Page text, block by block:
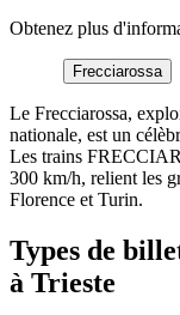
Obtenez plus
Frecciarossa
Le Frecciarossa,
nationale, est un
Les trains
300 km/h, relient les
Florence et Turin.
Types de
à Trieste